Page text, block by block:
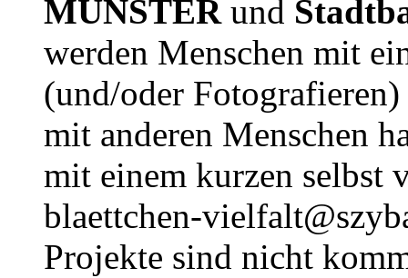
MÜNSTERund
werden Menschen mit
(und/oder
mit anderen Menschen
mit einem kurzen selbst
blaettchen-
Projekte sind nicht